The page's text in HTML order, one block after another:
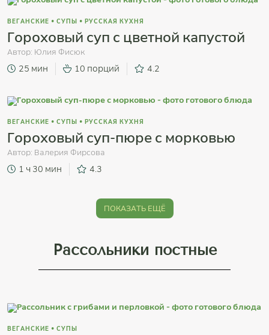
ВЕГАНСКИЕ • СУПЫ • РУССКАЯ КУХНЯ
Гороховый суп с цветной капустой
Автор: Юлия Фисюк
25 мин 10 порций 4.2
ВЕГАНСКИЕ • СУПЫ • РУССКАЯ КУХНЯ
Гороховый суп-пюре с морковью
Автор: Валерия Фирсова
1 ч 30 мин 4.3
ПОКАЗАТЬ ЕЩЁ
Рассольники постные
ВЕГАНСКИЕ • СУПЫ